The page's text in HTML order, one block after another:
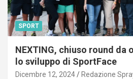
SPORT
NEXTING, chiuso round da
lo sviluppo di SportFace
Dicembre 12, 2024 Redazione